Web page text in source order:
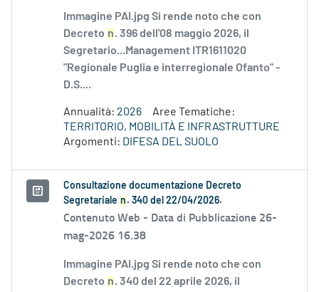
Immagine PAI.jpg Si rende noto che con
Decreto n. 396 dell'08 maggio 2026, il
Segretario...Management ITR1611020
"Regionale Puglia e interregionale Ofanto" -
D.S....
Annualità: 2026
Aree Tematiche:
TERRITORIO, MOBILITÀ E INFRASTRUTTURE
Argomenti: DIFESA DEL SUOLO
Consultazione documentazione Decreto
Segretariale n . 340 del 22/04/2026.
Contenuto Web - Data di Pubblicazione 26-
mag-2026 16.38
Immagine PAI.jpg Si rende noto che con
Decreto n. 340 del 22 aprile 2026, il